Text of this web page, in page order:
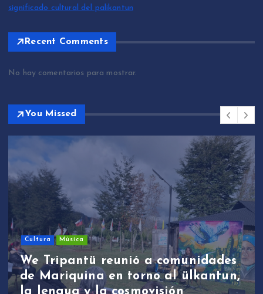
significado cultural del palikantun
Recent Comments
No hay comentarios para mostrar.
You Missed
Cultura Música
We Tripantü reunió a comunidades
de Mariquina en torno al ülkantun,
la lengua y la cosmovisión